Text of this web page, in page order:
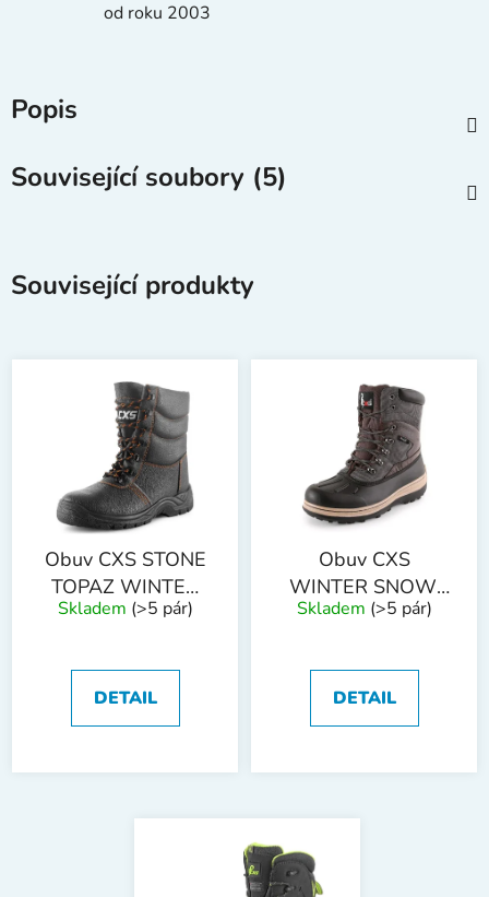
od roku 2003
Popis
Související soubory (5)
Související produkty
Obuv CXS STONE
TOPAZ WINTER
S3, zimní,
Skladem (>5 pár)
DETAIL
Obuv CXS
WINTER SNOW,
zimní,
Skladem (>5 pár)
DETAIL